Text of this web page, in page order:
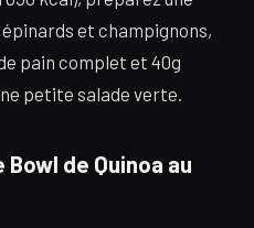
et champignons,
pain complet et 40g
petite salade verte.
de Quinoa au